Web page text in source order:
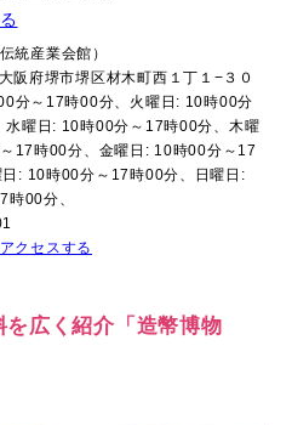
統産業会館）
阪府堺市堺区材木町西１丁１−３０
分～17時00分、火曜日: 10時00分
水曜日: 10時00分～17時00分、木曜
17時00分、金曜日: 10時00分～17
: 10時00分～17時00分、日曜日:
時00分、
クセスする
広く紹介「造幣博物